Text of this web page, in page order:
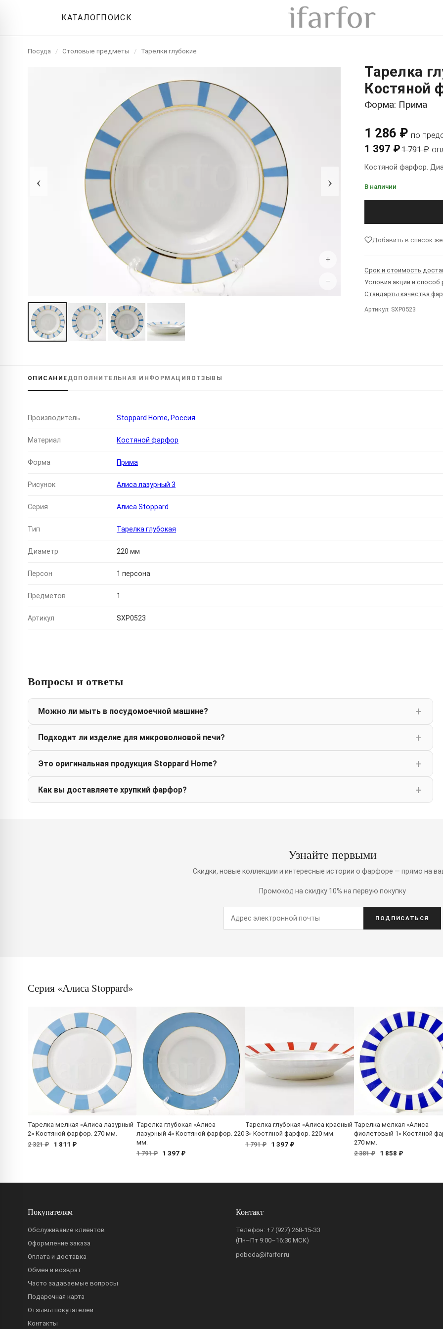
КАТАЛОГПОИСК
Посуда / Столовые предметы / Тарелки глубокие
‹ ›
+
−
Тарелка
Костяной
Форма: Прима
1 286 ₽ по
1 397 ₽1 791 ₽
Костяной фарфор.
В наличии
Добавить в список
Срок и стоимость
Условия акции и способ
Стандарты качества
Артикул: SXP0523
ОПИСАНИЕ ДОПОЛНИТЕЛЬНАЯ ИНФОРМАЦИЯ ОТЗЫВЫ
Производитель Stoppard Home, Россия
Материал Костяной фарфор
Форма Прима
Рисунок Алиса лазурный 3
Серия Алиса Stoppard
Тип Тарелка глубокая
Диаметр 220 мм
Персон 1 персона
Предметов 1
Артикул SXP0523
Вопросы и ответы
Можно ли мыть в посудомоечной машине?
Подходит ли изделие для микроволновой печи?
Это оригинальная продукция Stoppard Home?
Как вы доставляете хрупкий фарфор?
Узнайте первыми
Скидки, новые коллекции и интересные истории о фарфоре — прямо на
Промокод на скидку 10% на первую покупку
ПОДПИСАТЬСЯ
Серия «Алиса Stoppard»
Тарелка мелкая «Алиса лазурный
2» Костяной фарфор. 270 мм.
2 321 ₽
1 811 ₽
Тарелка глубокая «Алиса
лазурный 4» Костяной фарфор. 220
мм.
1 791 ₽
1 397 ₽
Тарелка глубокая «Алиса красный
3» Костяной фарфор. 220 мм.
1 791 ₽
1 397 ₽
Тарелка мелкая «Алиса
фиолетовый 1» Костяной
270 мм.
2 381 ₽
1 858 ₽
Покупателям
Обслуживание клиентов
Оформление заказа
Оплата и доставка
Обмен и возврат
Часто задаваемые вопросы
Подарочная карта
Отзывы покупателей
Контакты
Контакт
Телефон: +7 (927) 268-15-33
(Пн–Пт 9:00–16:30 МСК)
pobeda@ifarfor.ru